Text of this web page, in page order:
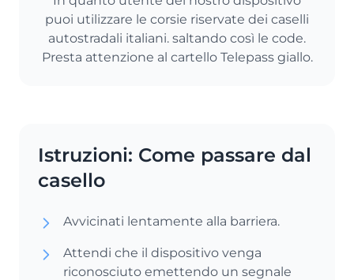
puoi utilizzare le corsie riservate dei caselli
autostradali italiani. saltando così le code.
Presta attenzione al cartello Telepass giallo.
Istruzioni: Come passare dal
casello
Avvicinati lentamente alla barriera.
Attendi che il dispositivo venga
riconosciuto emettendo un segnale